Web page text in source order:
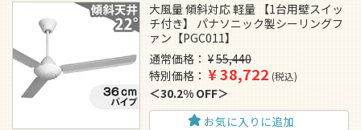
大風量 傾斜対応 軽量 【1台用壁スイッ
チ付き】 パナソニック製シーリングフ
ァン【PGC011】
通常価格
¥55,440
特別価格
¥38,722 税込
30.2% OFF
お気に入りに追加